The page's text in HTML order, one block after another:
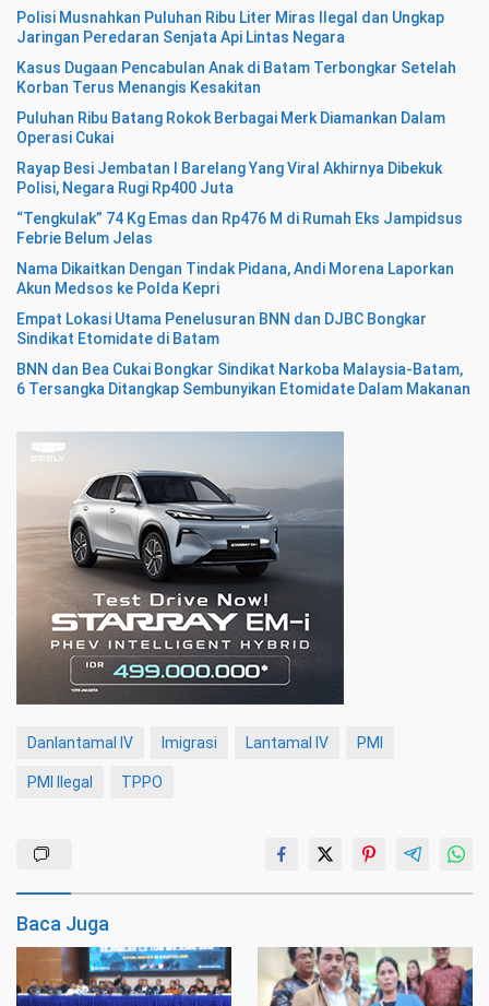
Polisi Musnahkan Puluhan Ribu Liter Miras Ilegal dan Ungkap
Jaringan Peredaran Senjata Api Lintas Negara
Kasus Dugaan Pencabulan Anak di Batam Terbongkar Setelah
Korban Terus Menangis Kesakitan
Puluhan Ribu Batang Rokok Berbagai Merk Diamankan Dalam
Operasi Cukai
Rayap Besi Jembatan I Barelang Yang Viral Akhirnya Dibekuk
Polisi, Negara Rugi Rp400 Juta
“Tengkulak” 74 Kg Emas dan Rp476 M di Rumah Eks Jampidsus
Febrie Belum Jelas
Nama Dikaitkan Dengan Tindak Pidana, Andi Morena Laporkan
Akun Medsos ke Polda Kepri
Empat Lokasi Utama Penelusuran BNN dan DJBC Bongkar
Sindikat Etomidate di Batam
BNN dan Bea Cukai Bongkar Sindikat Narkoba Malaysia-Batam,
6 Tersangka Ditangkap Sembunyikan Etomidate Dalam Makanan
Danlantamal IV Imigrasi Lantamal IV PMI
PMI Ilegal TPPO
Baca Juga